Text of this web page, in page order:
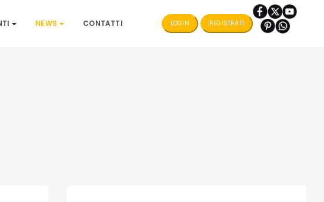
NEWS CONTATTI LOGIN REGISTRATI